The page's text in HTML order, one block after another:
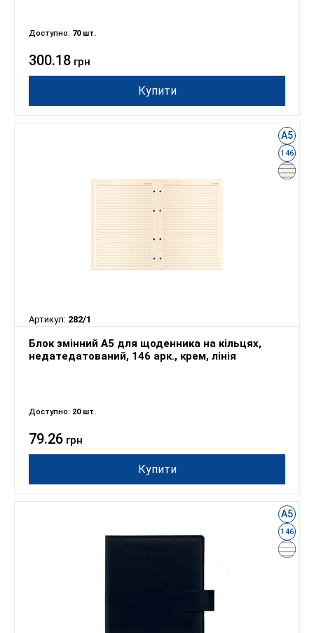
300.18 грн
Доступно: 70 шт.
Купити
А5
146
Артикул: 282/1
Блок змінний А5 для щоденника на кільцях,
недатедатований, 146 арк., крем, лінія
79.26 грн
Доступно: 20 шт.
Купити
А5
146